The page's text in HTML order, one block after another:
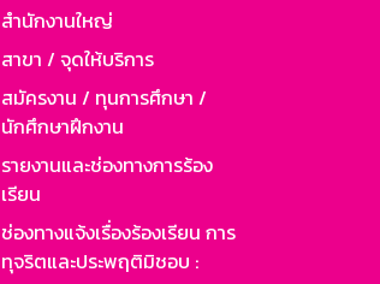
สำนักงานใหญ่
สาขา / จุดให้บริการ
สมัครงาน / ทุนการศึกษา /
นักศึกษาฝึกงาน
รายงานและช่องทางการร้อง
เรียน
ช่องทางแจ้งเรื่องร้องเรียน การ
ทุจริตและประพฤติมิชอบ :